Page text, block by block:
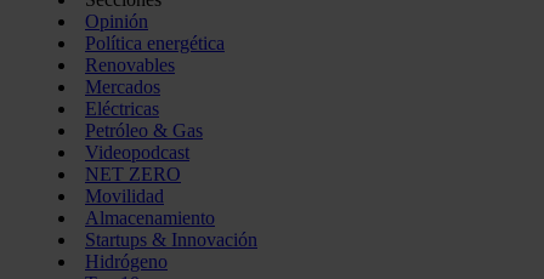
Opinión
Política energética
Renovables
Mercados
Eléctricas
Petróleo & Gas
Videopodcast
NET ZERO
Movilidad
Almacenamiento
Startups & Innovación
Hidrógeno